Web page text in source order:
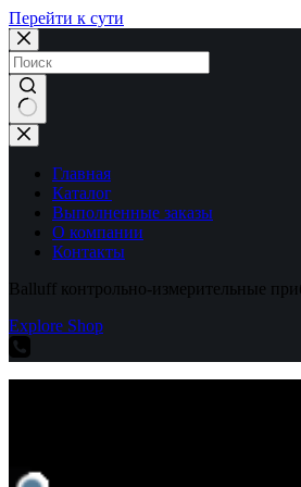
Перейти к сути
Ничего
не
найденоГлавная
Каталог
Выполненные заказы
О компании
Контакты
Balluff контрольно-измерительные
Explore Shop